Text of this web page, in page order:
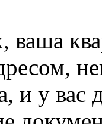
ваша
и у